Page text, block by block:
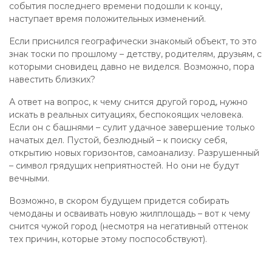
события последнего времени подошли к концу,
наступает время положительных изменений.
Если приснился географически знакомый объект, то это
знак тоски по прошлому – детству, родителям, друзьям, с
которыми сновидец давно не виделся. Возможно, пора
навестить близких?
А ответ на вопрос, к чему снится другой город, нужно
искать в реальных ситуациях, беспокоящих человека.
Если он с башнями – сулит удачное завершение только
начатых дел. Пустой, безлюдный – к поиску себя,
открытию новых горизонтов, самоанализу. Разрушенный
– символ грядущих неприятностей. Но они не будут
вечными.
Возможно, в скором будущем придется собирать
чемоданы и осваивать новую жилплощадь – вот к чему
снится чужой город (несмотря на негативный оттенок
тех причин, которые этому поспособствуют).